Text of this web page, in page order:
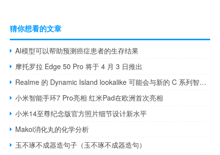
猜你想看的文章
AI模型可以帮助预测癌症患者的生存结果
摩托罗拉 Edge 50 Pro 将于 4 月 3 日推出
Realme 的 Dynamic Island lookalike 可能会与新的 C 系列智能手机一起亮相
小米智能手环7 Pro亮相 红米Pad在欧洲首次亮相
小米14至尊纪念版官方照片细节设计新水平
Makoi消化丸的化学分析
玉不琢不成器造句子（玉不琢不成器造句）